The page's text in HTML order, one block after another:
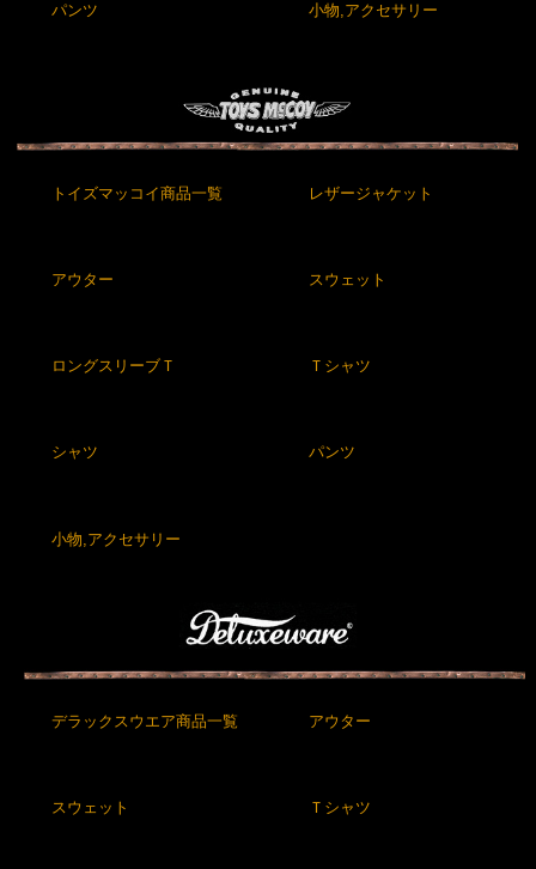
パンツ 小物,アクセサリー
トイズマッコイ商品一覧 レザージャケット
アウター スウェット
ロングスリーブＴ Ｔシャツ
シャツ パンツ
小物,アクセサリー
デラックスウエア商品一覧 アウター
スウェット Ｔシャツ